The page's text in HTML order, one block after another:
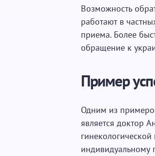
Возможность
работают в
приема. Более
обращение к
Пример
Одним из
является доктор
индивидуальному